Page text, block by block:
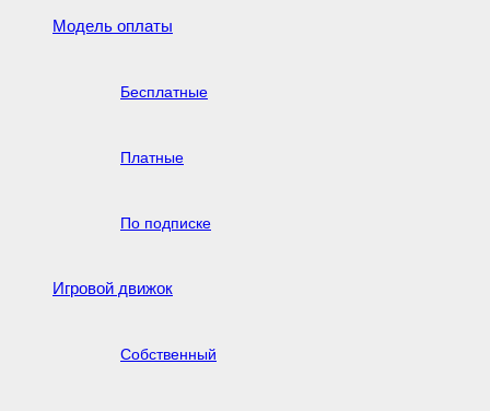
Модель оплаты
Бесплатные
Платные
По подписке
Игровой движок
Собственный